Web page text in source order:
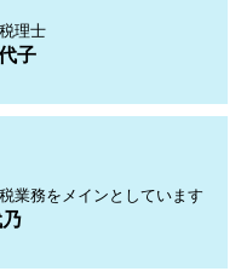
理士
子
業務をメインとしています